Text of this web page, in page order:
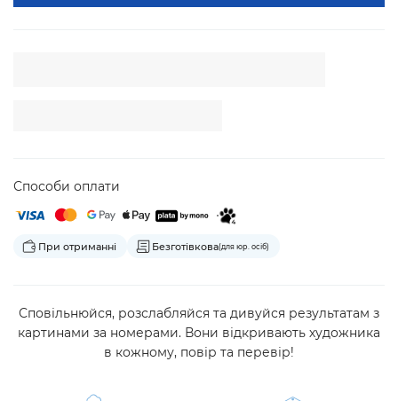
Способи оплати
При отриманні Безготівкова(для юр. осіб)
Сповільнюйся, розслабляйся та дивуйся результатам з
картинами за номерами. Вони відкривають художника
в кожному, повір та перевір!